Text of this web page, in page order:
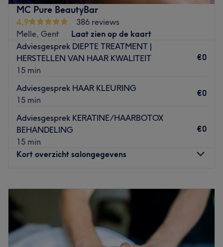
MC Pure BeautyBar
4,9
386 reviews
Melle, Gent
Laat zien op de kaart
Adviesgesprek DIEPTE TREATMENT |
HERSTELLEN VAN HAAR KWALITEIT
15 min
€0
Adviesgesprek HAAR KLEURING
15 min
€0
Adviesgesprek KERATINE/HAARBOTOX
BEHANDELING
15 min
€0
Kort overzicht salongegevens
20:30
–20:30
Gesloten
Vrijdag
10:00
20:30
09:00
18:00